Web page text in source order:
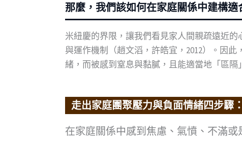
那麼，我們該如何在家庭關係中建構適
米紐慶的界限，讓我們看見家人間親疏遠近
與運作機制（趙文滔，許皓宜，2012）。因
緒，而被感到窒息與黏膩，且能適當地「區隔
走出家庭團聚壓力與負面情緒四步驟：
在家庭關係中感到焦慮、氣憤、不滿